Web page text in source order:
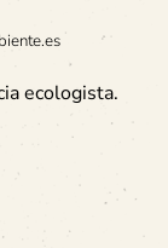
ecologista.